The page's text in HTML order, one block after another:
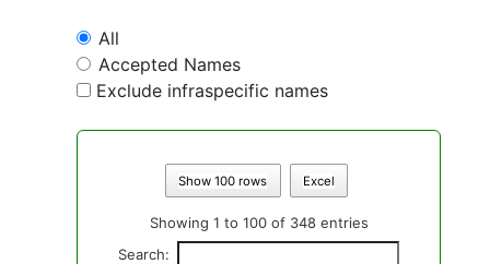
All
Accepted Names
Exclude infraspecific names
Show 100 rows Excel
Showing 1 to 100 of 348 entries
Search: